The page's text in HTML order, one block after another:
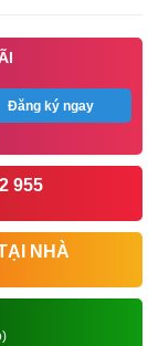
Đăng ký ngay
955
NHÀ